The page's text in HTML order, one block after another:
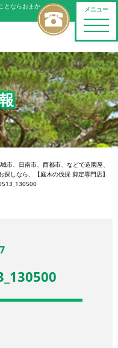
メニュー
toggle
とならおまか
市、日南市、西都市、などで造園屋、
しなら、【庭木の伐採 剪定専門店】